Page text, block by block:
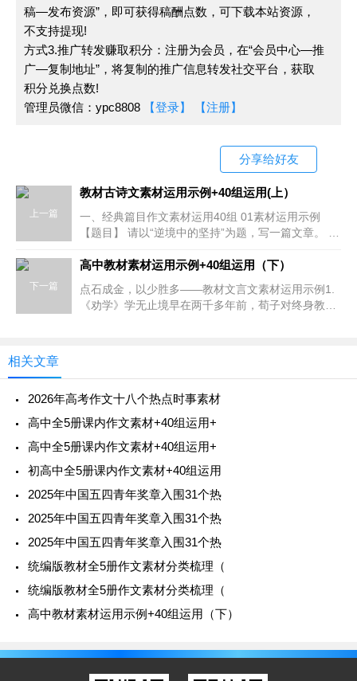
7.梦想与现实：梦见水稻长得像高粱那么高，稻穗
像扫帚那么大。这极具夸张的梦想，正在走向现实。
8.敬业爱岗：为天下人皆饱热爱研究杂交水稻。同
质事例：张秉贵，把平凡的工作做到极致，把一般人想
反例：一群又一群为了名利，为了一纸证书而在实
验室里苦干的学生，他们一旦获得了所求的名利，便裹
足不前，再不愿在黑暗中前行。在文学领域，只看见红
地毯和金钱，作者比作品更有名的情况比比皆是。在看
文学”，独不见哪怕只是一个有着创造之光的作品。
9.爱国，对中国文化的自信：中国有中国的有利条
10.科学态度面对失败：发现天然杂交稻杂种第一
代却试种失败但不放弃。
步提供重要的人才支撑、智力支撑、创新支撑。
（二）人物：“探界者”钟扬
计名利，献身科学，热爱，胸怀人类。
1.中国文化的传承：从中国古代的典籍中发现灵
稿—发布资源”，即可获得稿酬点数，可下载本站资源，
不支持提现!
方式3.推广转发赚取积分：注册为会员，在“会员中心—推
广—复制地址”，将复制的推广信息转发社交平台，获取
积分兑换点数!
管理员微信：ypc8808
【登录】 【注册】
分享给好友
上一篇
教材古诗文素材运用示例+40组运用(上）
一、经典篇目作文素材运用40组 01素材运用示例
【题目】 请以“逆境中的坚持”为题，写一篇文章。 要
套作，不得抄袭；不出现真实人名和校
下一篇
高中教材素材运用示例+40组运用（下）
点石成金，以少胜多——教材文言文素材运用示例1.
《劝学》学无止境早在两千多年前，荀子对终身教育
相关文章
2026年高考作文十八个热点时事素材
高中全5册课内作文素材+40组运用+
高中全5册课内作文素材+40组运用+
初高中全5册课内作文素材+40组运用
2025年中国五四青年奖章入围31个热
2025年中国五四青年奖章入围31个热
2025年中国五四青年奖章入围31个热
统编版教材全5册作文素材分类梳理（
统编版教材全5册作文素材分类梳理（
高中教材素材运用示例+40组运用（下）